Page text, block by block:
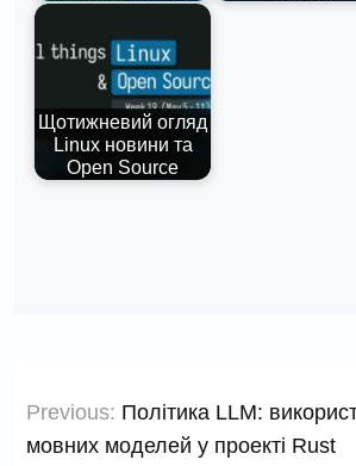
Щотижневий огляд
Linux новини та
Open Source
записів
Previous: Політика LLM:
мовних моделей у проекті Rust